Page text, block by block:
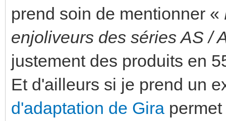
prend soin de mentionner «
enjoliveurs des séries AS /
justement des produits en
Et d'ailleurs si je prend un
d'adaptation de Gira